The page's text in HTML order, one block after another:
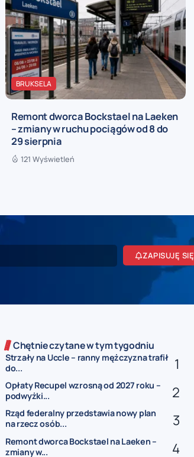
BRUKSELA
Remont dworca Bockstael na Laeken
– zmiany w ruchu pociągów od 8 do
29 sierpnia
121 Wyświetleń
ZAPISUJĘ SIĘ
Chętnie czytane w tym tygodniu
Strzały na Uccle – ranny mężczyzna trafił
do...
Opłaty Recupel wzrosną od 2027 roku –
podwyżki...
Rząd federalny przedstawia nowy plan
na rzecz osób...
Remont dworca Bockstael na Laeken –
zmiany w...